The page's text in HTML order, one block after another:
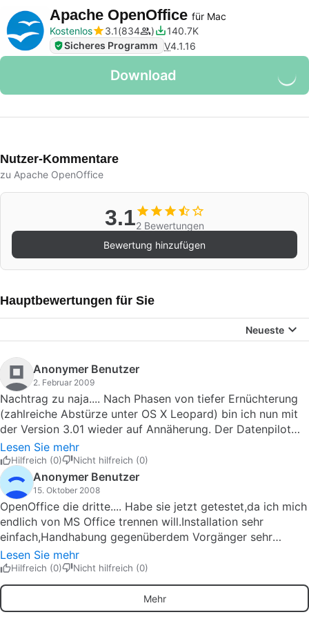
Apache OpenOffice für Mac
Kostenlos
3.1 834
140.7K
Sicheres Programm V4.1.16
Download
Nutzer-Kommentare
zu Apache OpenOffice
3.12 Bewertungen
Bewertung hinzufügen
Hauptbewertungen für Sie
Neueste
Anonymer Benutzer
2. Februar 2009
Nachtrag zu naja.... Nach Phasen von tiefer Ernüchterung
(zahlreiche Abstürze unter OS X Leopard) bin ich nun mit
der Version 3.01 wieder auf Annäherung. Der Datenpilot
hat mir zahlreiche Crashes beschert, bei denen die
Wiederherstellung auch nicht immer souverän funktioniert
hat. Die neueste Version scheint nun frei von diesen Bugs
zu sein. Ich hätte mir fast noch M$ Office gekauft. Mal
sehen, wie es weiter geht. Pros: wie gehabt Cons: wie
gehabt
Lesen Sie mehr
Hilfreich (0) Nicht hilfreich (0)
Anonymer Benutzer
15. Oktober 2008
OpenOffice die dritte.... Habe sie jetzt getestet,da ich mich
endlich von MS Office trennen will.Installation sehr
einfach,Handhabung gegenüberdem Vorgänger sehr
verbessert.Läuft bis jetzt stabil und
einwandfrei.Programme erklären sich von selbst.Kann ich
nur jedem weiterempfehlen. Endlich kann man MS vom
Mac verbannen... Pros: - Sehr einfache Installation-
Einfache Handhabung- auch für Anfänger geeignet Cons:
Lesen Sie mehr
Hilfreich (0) Nicht hilfreich (0)
Mehr